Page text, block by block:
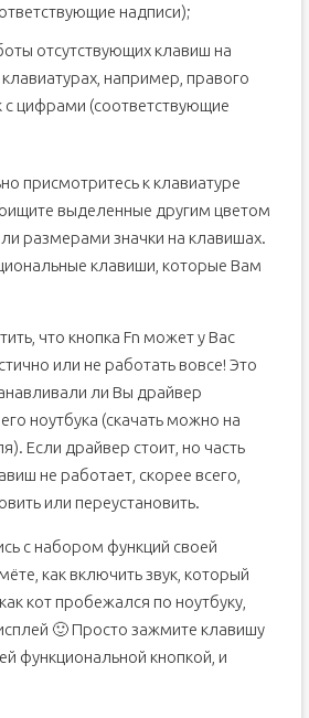
надписи);
отсутствующих клавиш на
например, правого
с цифрами (соответствующие
присмотритесь к клавиатуре
выделенные другим цветом
размерами значки на клавишах.
клавиши, которые Вам
что кнопка Fn может у Вас
или не работать вовсе! Это
ли Вы драйвер
ноутбука (скачать можно на
Если драйвер стоит, но часть
не работает, скорее всего,
или переустановить.
с набором функций своей
как включить звук, который
кот пробежался по ноутбуку,
🙂 Просто зажмите клавишу
функциональной кнопкой, и